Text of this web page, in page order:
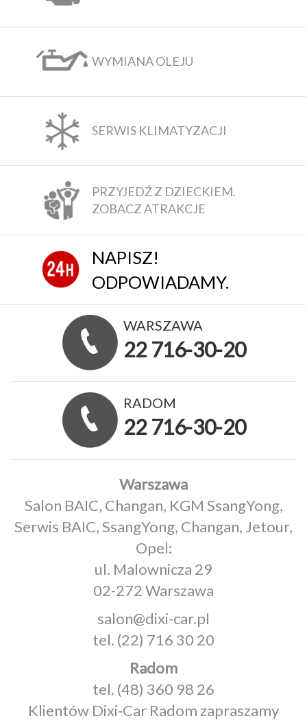
WYMIANA OLEJU
SERWIS KLIMATYZACJI
PRZYJEDŹ Z DZIECKIEM.
ZOBACZ ATRAKCJE
NAPISZ!
ODPOWIADAMY.
WARSZAWA
22 716-30-20
RADOM
22 716-30-20
Warszawa
Salon BAIC, Changan, KGM SsangYong,
Serwis BAIC, SsangYong, Changan, Jetour,
Opel:
ul. Malownicza 29
02-272 Warszawa
salon@dixi-car.pl
tel. (22) 716 30 20
Radom
tel. (48) 360 98 26
Klientów Dixi‑Car Radom zapraszamy